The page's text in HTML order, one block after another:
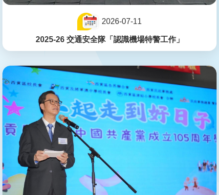
2026-07-11
2025-26 交通安全隊「認識機場特警工作」